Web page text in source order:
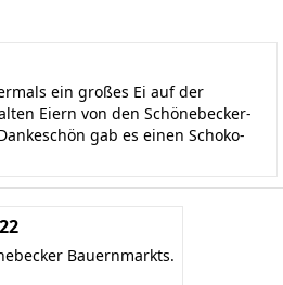
ein großes Ei auf der
Eiern von den Schönebecker-
gab es einen Schoko-
Bauernmarkts.